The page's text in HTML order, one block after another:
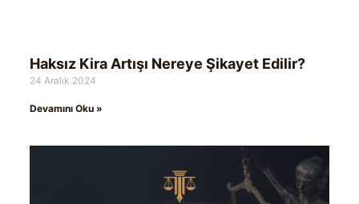
Haksız Kira Artışı Nereye Şikayet Edilir?
24 Aralık 2024
Devamını Oku »